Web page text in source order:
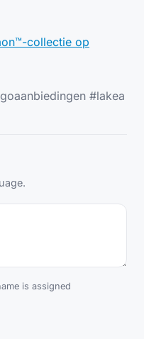
collectie op
#lakea
is assigned